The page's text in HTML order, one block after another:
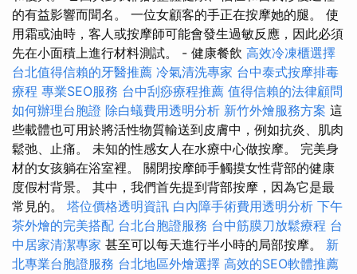
的有益影響而聞名。 一位女顧客的手正在按摩她的腿。 使
用霜或油時，客人或按摩師可能會發生過敏反應，因此必須
先在小面積上進行材料測試。 - 健康餐飲 高效冷凍櫃選擇
台北值得信賴的牙醫推薦 冷氣清洗專家 台中泰式按摩排毒
療程 專業SEO服務 台中刮痧療程推薦 值得信賴的法律顧問
如何辦理台胞證 除白蟻費用透明分析 新竹外燴服務方案 這
些載體也可用於將活性物質輸送到皮膚中，例如抗炎、肌肉
鬆弛、止痛。 未知的性感女人在水療中心做按摩。 完美身
材的女孩躺在浴室裡。 關閉按摩師手觸摸女性背部的健康
度假村背景。 其中，我們首先提到背部按摩，因為它是最
常見的。 塔位價格透明資訊 白內障手術費用透明分析 下午
茶外燴的完美搭配 台北台胞證服務 台中筋膜刀放鬆療程 台
中居家清潔專家 甚至可以每天進行半小時的局部按摩。 新
北專業台胞證服務 台北地區外燴選擇 高效的SEO軟體推薦